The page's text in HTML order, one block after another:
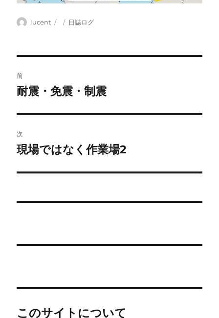
投
lucent
投 カ
日誌ログ
稿
ビ
ゲ
ー
前
前
投
稿:
耐震・免震・制震
次
次
投
現場ではなく作業場2
このサイトについて